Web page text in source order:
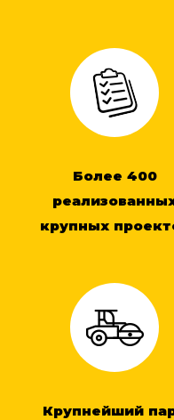
Более 400
крупных
Крупнейший